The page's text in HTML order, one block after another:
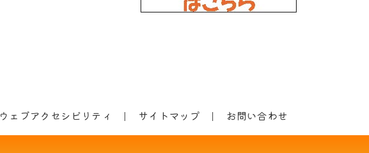
ウェブアクセシビリティ サイトマップ お問い合わせ